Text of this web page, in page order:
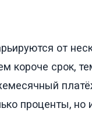
от
короче срок,
проценты, но